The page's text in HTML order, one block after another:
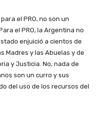
el PRO, no son un
el PRO, la Argentina no
enjuició a cientos de
Madres y las Abuelas y de
y Justicia. No, nada de
son un curro y sus
del uso de los recursos del